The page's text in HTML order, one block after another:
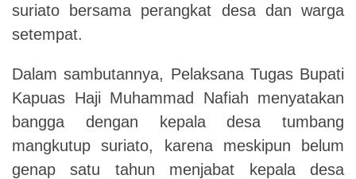
suriato bersama perangkat desa dan warga
setempat.
Dalam sambutannya, Pelaksana Tugas Bupati
Kapuas Haji Muhammad Nafiah menyatakan
bangga dengan kepala desa tumbang
mangkutup suriato, karena meskipun belum
genap satu tahun menjabat kepala desa